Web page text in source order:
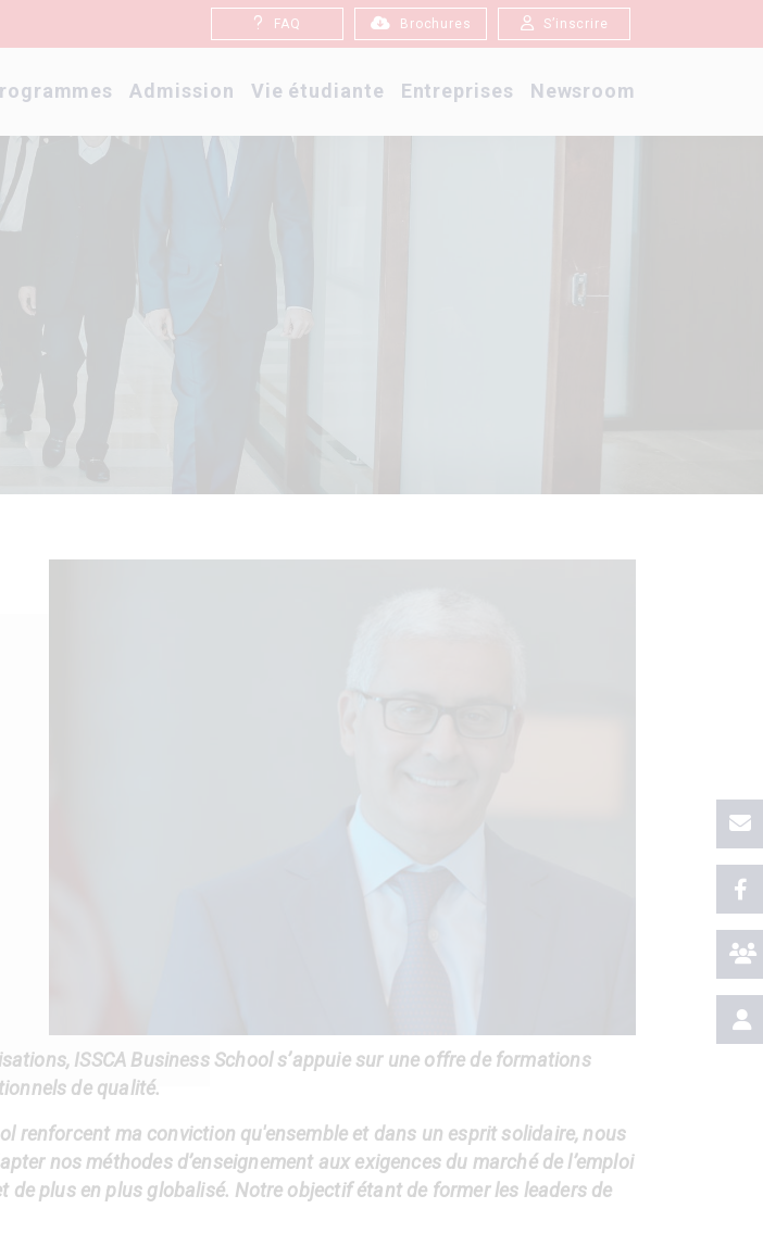
FAQ Brochures S’inscrire
Admission Vie étudiante Entreprises Newsroom
ISSCA Business School s’appuie sur une offre de formations
de qualité.
renforcent ma conviction qu'ensemble et dans un esprit solidaire, nous
nos méthodes d’enseignement aux exigences du marché de l’emploi
plus en plus globalisé. Notre objectif étant de former les leaders de